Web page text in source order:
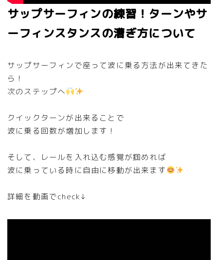
サップサーフィンの練習！ターンやサ
ーフィンスタンスの漕ぎ方について
サップサーフィンで座って波に乗る方法が出来てきた
ら！
次のステップへ
クイックターンが出来ることで
波に乗る回数が増加します！
そして、レールを入れ込む感覚が掴めれば
波に乗っている時に自由に移動が出来ます
詳細を動画でcheck↓